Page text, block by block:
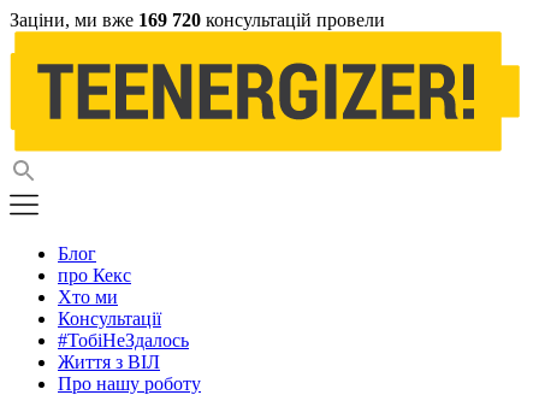
Заціни, ми вже 169 720 консультацій провели
Блог
про Кекс
Хто ми
Консультації
#ТобіНеЗдалось
Життя з ВІЛ
Про нашу роботу